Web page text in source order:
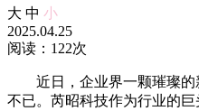
大 中 小
2025.04.25
阅读：122次
近日，企业界一颗璀璨
不已。芮昭科技作为行业的